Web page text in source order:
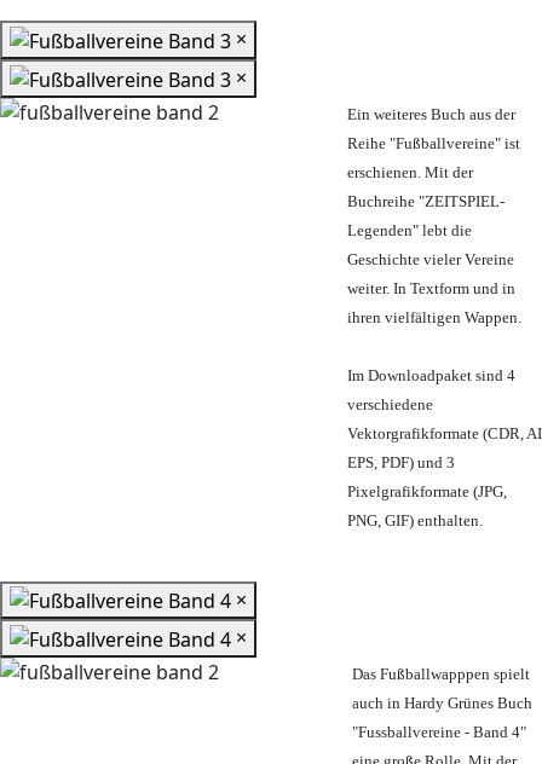
×
×
Ein weiteres Buch aus der
Reihe "Fußballvereine" ist
erschienen. Mit der
Buchreihe "ZEITSPIEL-
Legenden" lebt die
Geschichte vieler Vereine
weiter. In Textform und in
ihren vielfältigen Wappen.
Im Downloadpaket sind 4
verschiedene
Vektorgrafikformate (CDR, AI
EPS, PDF) und 3
Pixelgrafikformate (JPG,
PNG, GIF) enthalten.
×
×
Das Fußballwapppen spielt
auch in Hardy Grünes Buch
"Fussballvereine - Band 4"